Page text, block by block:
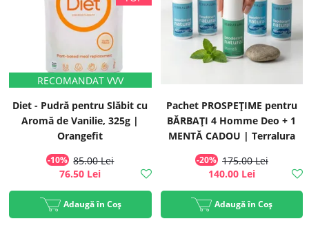
Diet - Pudră pentru Slăbit cu
Aromă de Vanilie, 325g |
Orangefit
-10% 85.00 Lei
76.50 Lei
Adaugă în Coș
Pachet PROSPEȚIME pentru
BĂRBAȚI 4 Homme Deo + 1
MENTĂ CADOU | Terralura
-20% 175.00 Lei
140.00 Lei
Adaugă în Coș